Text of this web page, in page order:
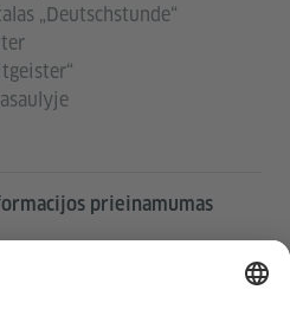
„Deutschstunde“
prieinamumas
būtų prieinama ir naudinga
Asmens duomenis